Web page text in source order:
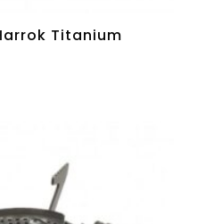
Titanium